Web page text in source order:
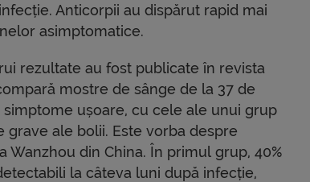
Anticorpii au dispărut rapid mai
asimptomatice.
rezultate au fost publicate în revista
mostre de sânge de la 37 de
ușoare, cu cele ale unui grup
grave ale bolii. Este vorba despre
Wanzhou din China. În primul grup, 40%
la câteva luni după infecție,